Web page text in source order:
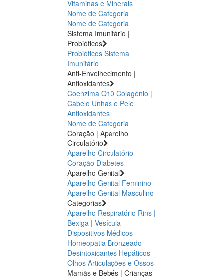
Vitaminas e Minerais
Nome de Categoria
Nome de Categoria
Sistema Imunitário |
Probióticos
Probióticos Sistema
Imunitário
Anti-Envelhecimento |
Antioxidantes
Coenzima Q10 Colagénio |
Cabelo Unhas e Pele
Antioxidantes
Nome de Categoria
Coração | Aparelho
Circulatório
Aparelho Circulatório
Coração Diabetes
Aparelho Genital
Aparelho Genital Feminino
Aparelho Genital Masculino
Categorias
Aparelho Respiratório Rins |
Bexiga | Vesícula
Dispositivos Médicos
Homeopatia Bronzeado
Desintoxicantes Hepáticos
Olhos Articulações e Ossos
Mamãs e Bebés | Crianças